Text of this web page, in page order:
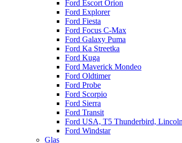
Ford Escort Orion
Ford Explorer
Ford Fiesta
Ford Focus C-Max
Ford Galaxy Puma
Ford Ka Streetka
Ford Kuga
Ford Maverick Mondeo
Ford Oldtimer
Ford Probe
Ford Scorpio
Ford Sierra
Ford Transit
Ford USA, T5 Thunderbird, Lincoln
Ford Windstar
Glas